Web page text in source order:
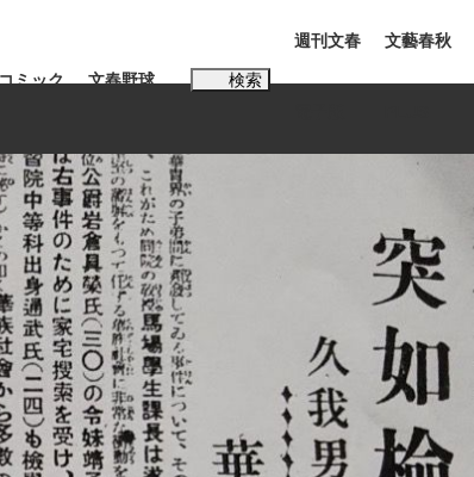
代表“敗戦”の真実 選手が明かす...
ミック 文春野球 検索
聖子
週刊文春 文藝春秋